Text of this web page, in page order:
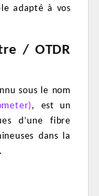
adapté à vos
/ OTDR
sous le nom
, est un
d’une fibre
dans la